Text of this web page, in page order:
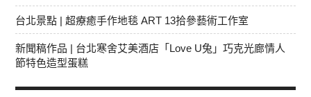
台北景點 | 超療癒手作地毯 ART 13拾參藝術工作室
新聞稿作品 | 台北寒舍艾美酒店「Love U兔」巧克光廊情人
節特色造型蛋糕